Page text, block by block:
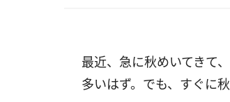
最近、急に秋めいてきて
多いはず。でも、すぐに